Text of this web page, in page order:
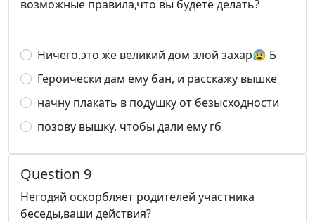
возможные правила,что вы будете делать?
Ничего,это же великий дом злой захар😰 Б
Героически дам ему бан, и расскажу вышке
начну плакать в подушку от безысходности
позову вышку, чтобы дали ему гб
Question 9
Негодяй оскорбляет родителей участника
беседы,ваши действия?